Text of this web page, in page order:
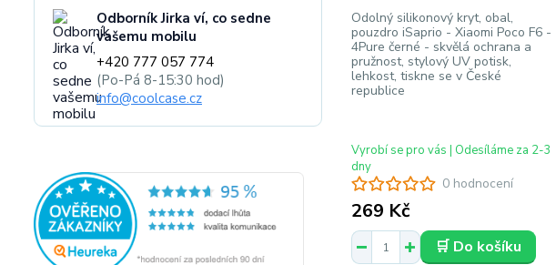
Odborník Jirka ví, co sedne
vašemu mobilu
+420 777 057 774
(Po-Pá 8-15:30 hod)
info@coolcase.cz
0 hodnocení
Odolný silikonový kryt, obal,
pouzdro iSaprio - Xiaomi Poco F6 -
4Pure černé - skvělá ochrana a
pružnost, stylový UV potisk,
lehkost, tiskne se v České
republice
269 Kč
Vyrobí se pro vás | Odesíláme za 2-3
dny
🛒 Do košíku